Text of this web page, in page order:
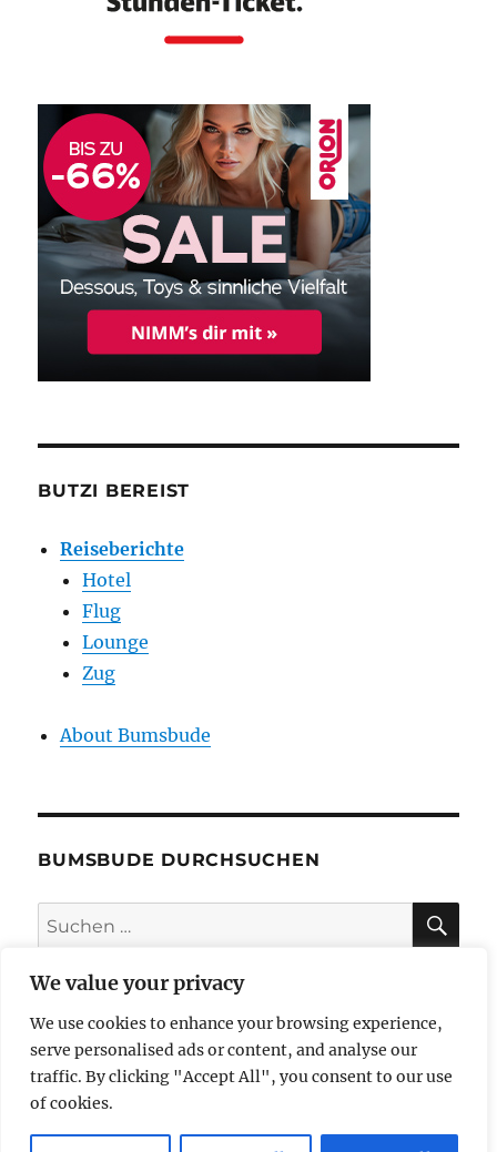
We value your privacy
We use cookies to enhance your browsing experience,
serve personalised ads or content, and analyse our
traffic. By clicking "Accept All", you consent to our use
of cookies.
BUTZI BEREIST
Reiseberichte
Hotel
Flug
Lounge
Zug
About Bumsbude
BUMSBUDE DURCHSUCHEN
Suche
nach:
impressum
datenschutzerklärung